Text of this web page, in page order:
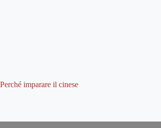
Perché imparare il cinese